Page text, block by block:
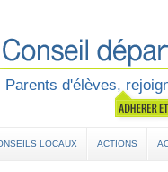
Parents d'élèves,
LOCAUX ACTIONS